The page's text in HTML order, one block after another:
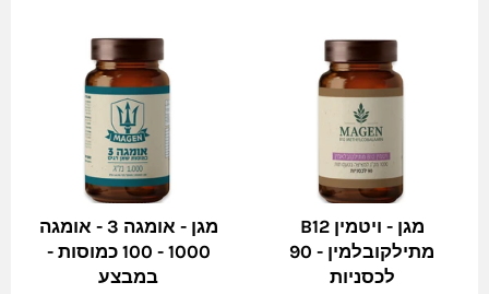
מגן - אומגה 3 - אומגה
1000 - 100 כמוסות -
במבצע
מגן - ויטמין B12
מתילקובלמין - 90
לכסניות